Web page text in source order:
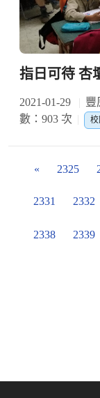
指日可待 杏
2021-01-29 豐
數：903 次
校
« 2325
2331 2332
2338 2339